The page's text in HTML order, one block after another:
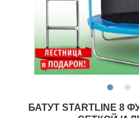
БАТУТ STARTLINE 8